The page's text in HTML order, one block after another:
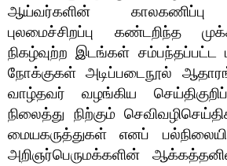
ஆய்வர்களின் காலகணிப்பு
புலமைச்சிறப்பு கண்டறிந்த
நிகழ்வுற்ற இடங்கள் சம்பந்தப்பட்ட
நோக்குகள் அடிப்படைநூல்
வாழ்தவர் வழங்கிய
நிலைத்து நிற்கும்
மையகருத்துகள் எனப்
அறிஞர்பெருமக்களின்